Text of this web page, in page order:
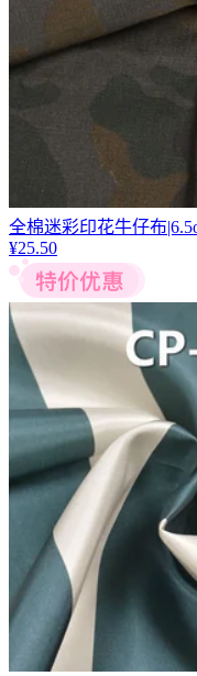
全棉迷彩印花牛仔布
¥25.50